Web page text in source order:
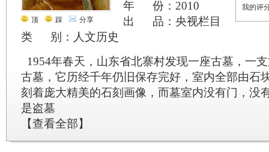
顶 踩 分享
年 份：2010
出 品：央视栏目
类 别：人文历史
1954年春天，山东省北寨村发现一座古墓，一
古墓，它历经千年仍旧保存完好，室内全部由石
刻着庞大精美的石刻画像，而墓室内没有门，没
是盗墓
【查看全部】
我的评